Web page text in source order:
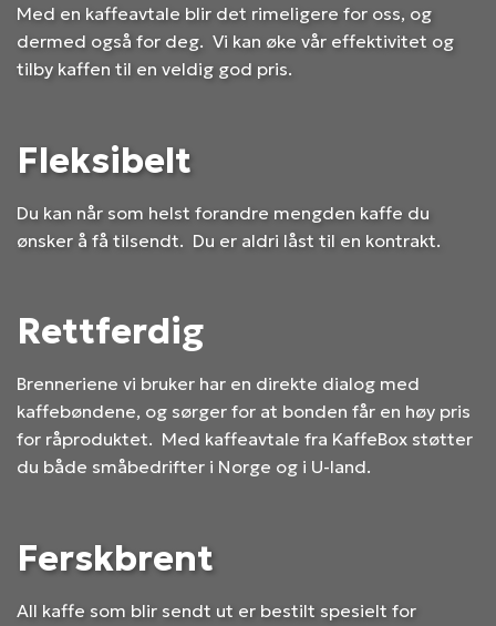
Med en kaffeavtale blir det rimeligere for oss, og
dermed også for deg. Vi kan øke vår effektivitet og
tilby kaffen til en veldig god pris.
Fleksibelt
Du kan når som helst forandre mengden kaffe du
ønsker å få tilsendt. Du er aldri låst til en kontrakt.
Rettferdig
Brenneriene vi bruker har en direkte dialog med
kaffebøndene, og sørger for at bonden får en høy pris
for råproduktet. Med kaffeavtale fra KaffeBox støtter
du både småbedrifter i Norge og i U-land.
Ferskbrent
All kaffe som blir sendt ut er bestilt spesielt for